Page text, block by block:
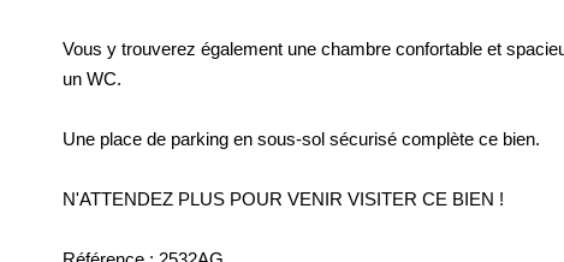
Vous y trouverez également une chambre confortable et
un WC.
Une place de parking en sous-sol sécurisé complète ce bien.
N'ATTENDEZ PLUS POUR VENIR VISITER CE BIEN !